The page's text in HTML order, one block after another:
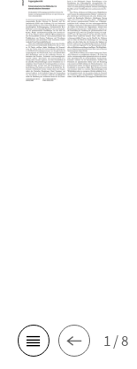
1 / 8